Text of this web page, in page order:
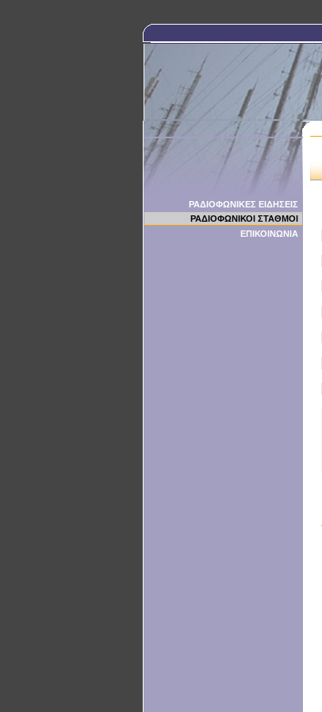
ΡΑΔΙΟΦΩΝΙΚΕΣ ΕΙΔΗΣΕΙΣ
ΡΑΔΙΟΦΩΝΙΚΟΙ ΣΤΑΘΜΟΙ
ΕΠΙΚΟΙΝΩΝΙΑ